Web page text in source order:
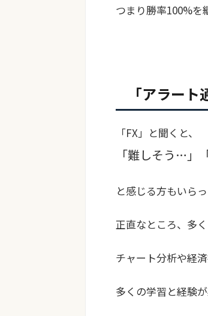
つまり勝率100%を
「アラー
「FX」と聞くと、
「難しそう…」
と感じる方もいら
正直なところ、多
チャート分析や経
多くの学習と経験が